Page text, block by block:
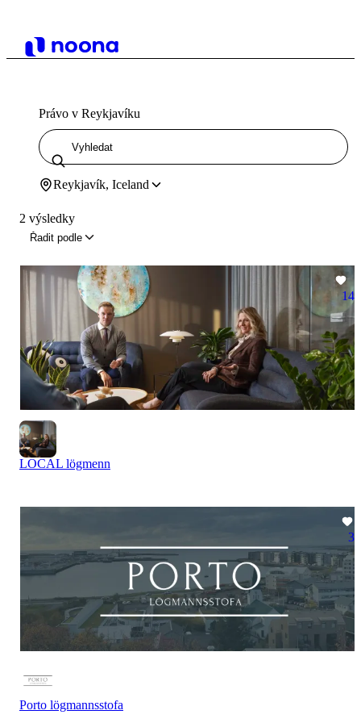
Právo v Reykjavíku
Reykjavík, Iceland
2 výsledky
Řadit podle
14
LOCAL lögmenn
3
Porto lögmannsstofa